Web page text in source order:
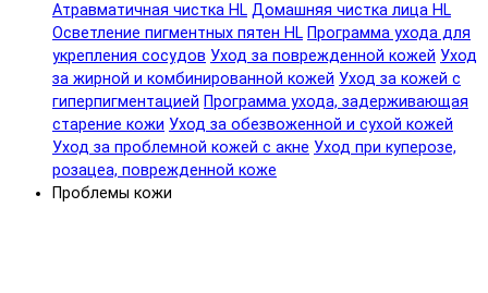
Атравматичная чистка HL Домашняя чистка лица HL
Осветление пигментных пятен HL Программа ухода для
укрепления сосудов Уход за поврежденной кожей Уход
за жирной и комбинированной кожей Уход за кожей с
гиперпигментацией Программа ухода, задерживающая
старение кожи Уход за обезвоженной и сухой кожей
Уход за проблемной кожей с акне Уход при куперозе,
розацеа, поврежденной коже
Проблемы кожи